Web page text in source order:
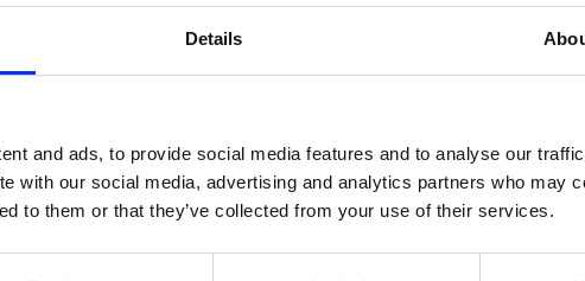
Details
and ads, to provide social media features and to analyse our
with our social media, advertising and analytics partners who may
to them or that they’ve collected from your use of their services.